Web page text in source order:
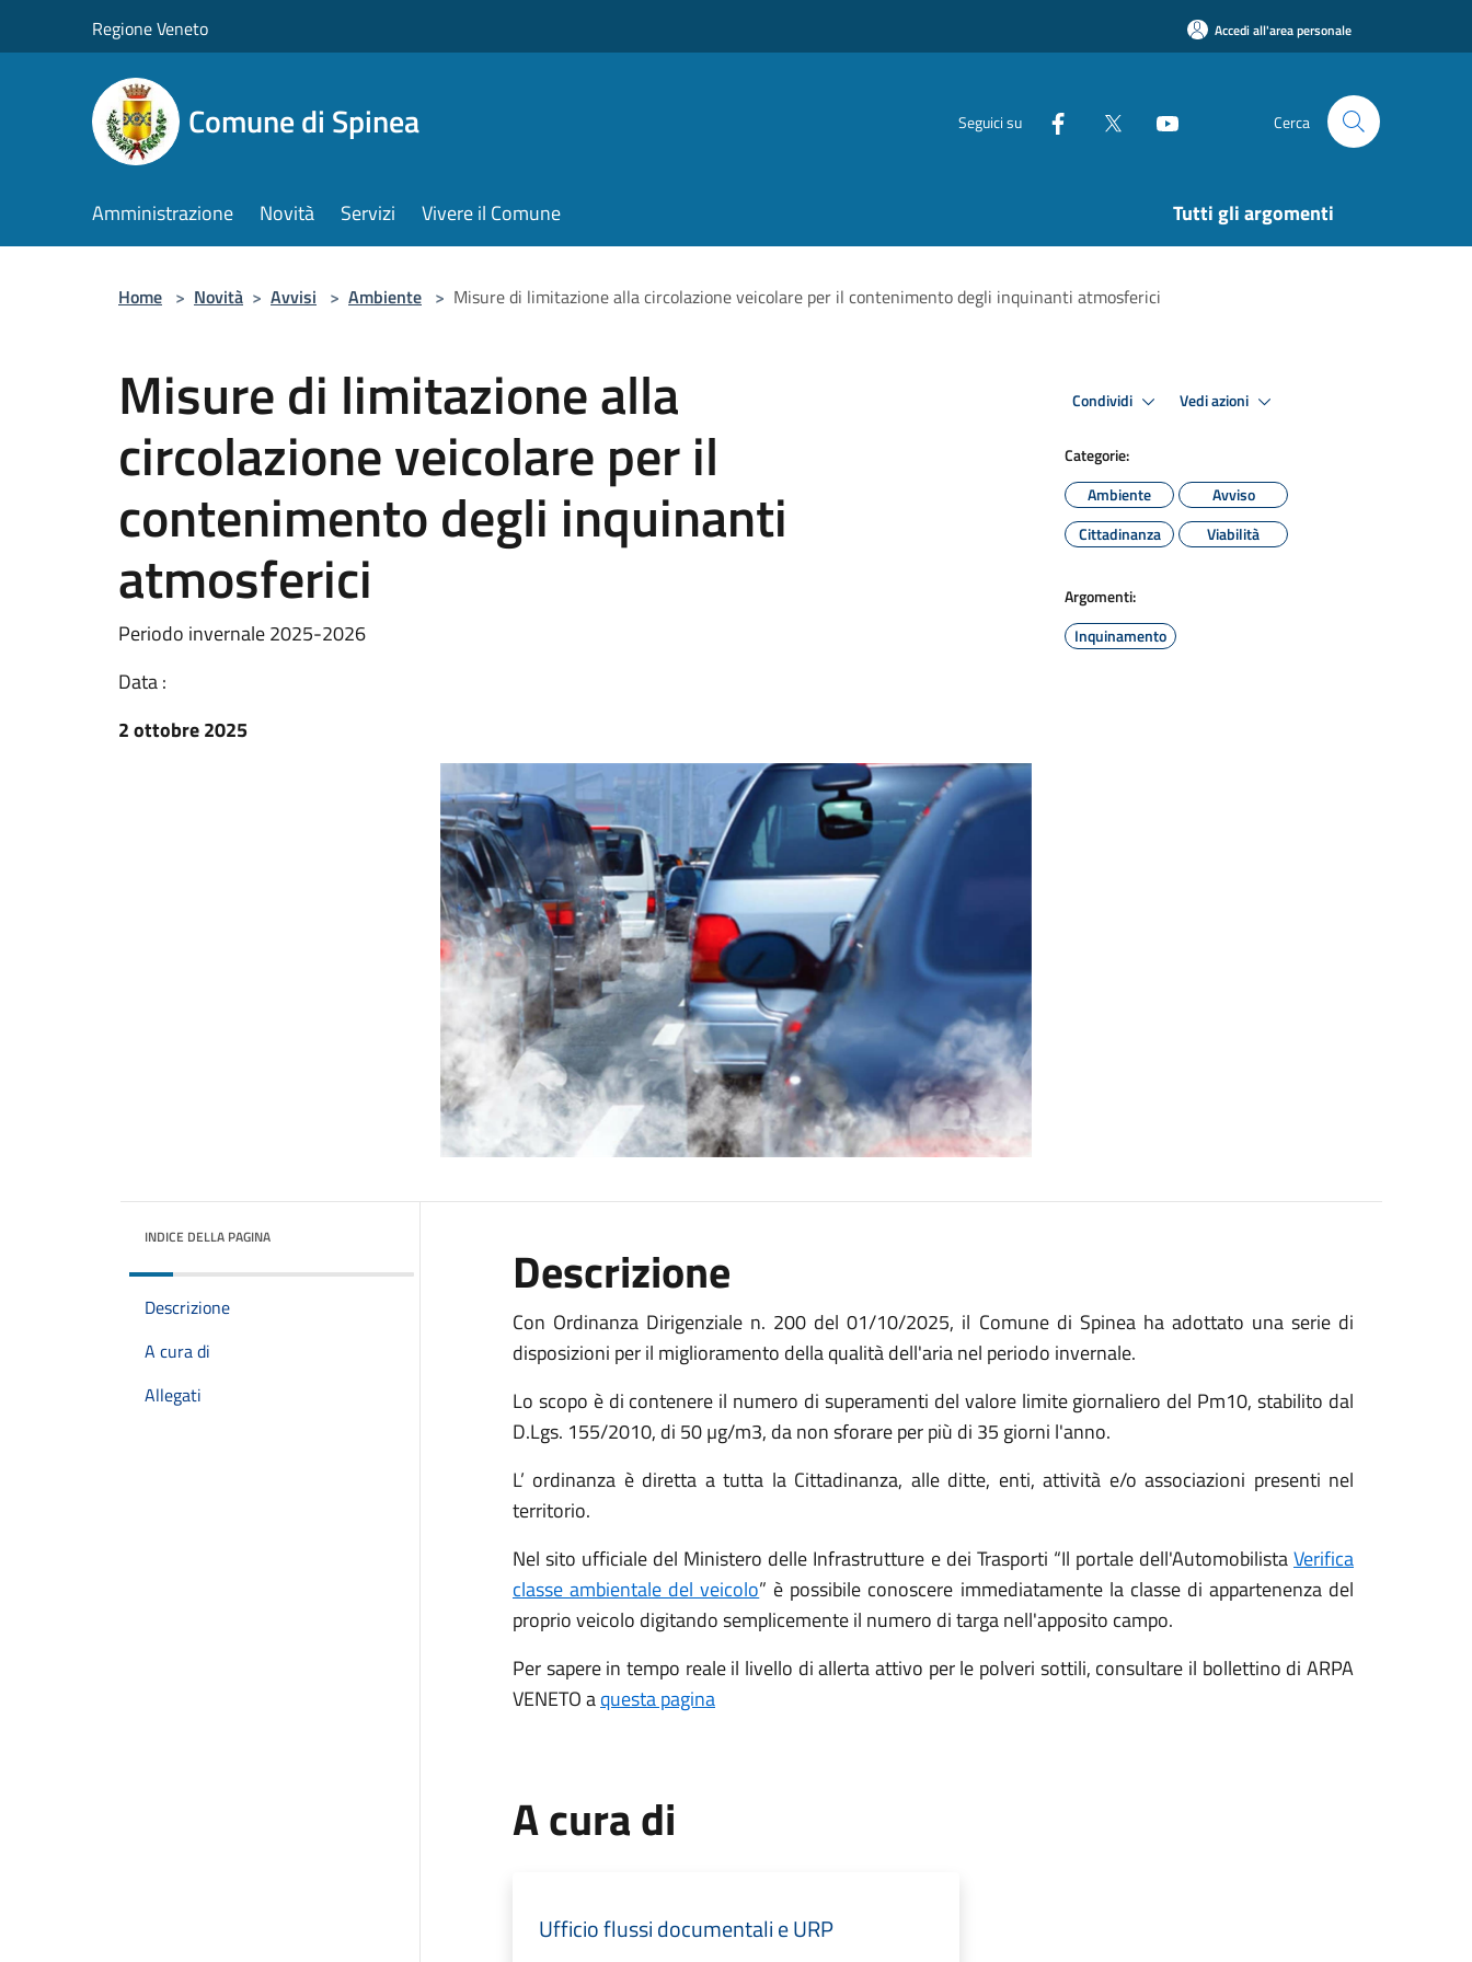
Regione Veneto Accedi all'area personale
Comune di Spinea Seguici su Cerca
Amministrazione Novità Servizi Vivere il Comune Tutti gli argomenti
Home > Novità > Avvisi > Ambiente > Misure di limitazione alla circolazione veicolare per il contenimento degli inquinanti atmosferici
Misure di limitazione alla
circolazione veicolare per il
contenimento degli inquinanti
atmosferici
Periodo invernale 2025-2026
Data :
2 ottobre 2025
Condividi Vedi azioni
Categorie:
Ambiente
Avviso
Cittadinanza
Viabilità
Argomenti:
Inquinamento
INDICE DELLA PAGINA
Descrizione
A cura di
Allegati
Descrizione
Con Ordinanza Dirigenziale n. 200 del 01/10/2025, il Comune di Spinea ha adottato una serie di
disposizioni per il miglioramento della qualità dell'aria nel periodo invernale.
Lo scopo è di contenere il numero di superamenti del valore limite giornaliero del Pm10, stabilito dal
D.Lgs. 155/2010, di 50 µg/m3, da non sforare per più di 35 giorni l'anno.
L’ ordinanza è diretta a tutta la Cittadinanza, alle ditte, enti, attività e/o associazioni presenti nel
territorio.
Nel sito ufficiale del Ministero delle Infrastrutture e dei Trasporti “Il portale dell'AutomobilistaVerifica
classe ambientale del veicolo” è possibile conoscere immediatamente la classe di appartenenza del
proprio veicolo digitando semplicemente il numero di targa nell'apposito campo.
Per sapere in tempo reale il livello di allerta attivo per le polveri sottili, consultare il bollettino di ARPA
VENETO aquesta pagina
A cura di
Ufficio flussi documentali e URP